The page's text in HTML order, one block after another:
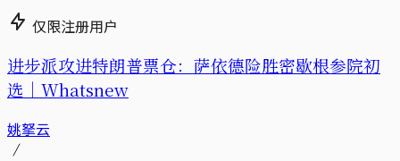
仅限注册用户
进步派攻进特朗普票仓：萨依德险胜密歇根参院初
选｜Whatsnew
姚拏云